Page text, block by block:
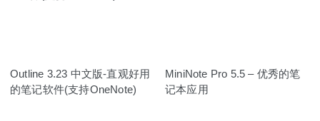
Outline 3.23 中文版-直观好用
的笔记软件(支持OneNote)
MiniNote Pro 5.5 – 优秀的笔
记本应用